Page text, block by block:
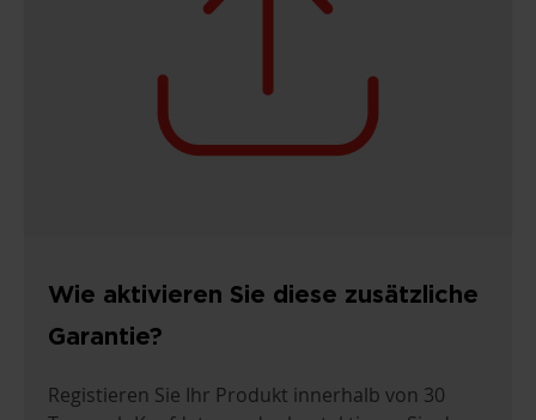
Wie aktivieren Sie diese zusätzliche
Garantie?
Registieren Sie Ihr Produkt innerhalb von 30